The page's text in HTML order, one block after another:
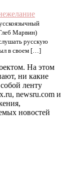
Марвин)
русскую
в своем […]
На этом
ни какие
ленту
newsru.com и
новостей